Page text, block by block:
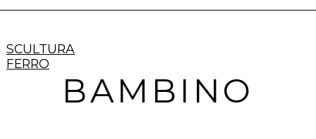
SCULTURA
FERRO
BAMBINO